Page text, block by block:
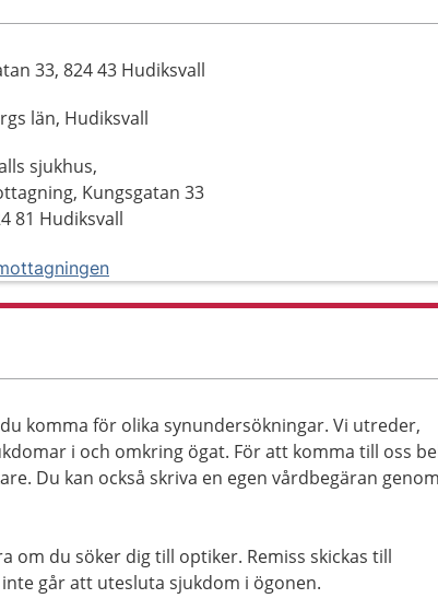
33, 824 43 Hudiksvall
län, Hudiksvall
sjukhus,
Kungsgatan 33
81 Hudiksvall
komma för olika synundersökningar. Vi utreder,
i och omkring ögat. För att komma till oss
Du kan också skriva en egen vårdbegäran
om du söker dig till optiker. Remiss skickas till
går att utesluta sjukdom i ögonen.